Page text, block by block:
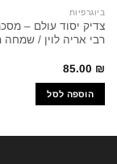
ביוגרפיות
צדיק יסוד עולם –
רבי אריה לוין / שמחה
85.00 ₪
הוספה לסל